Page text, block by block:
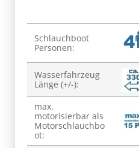
Produkteigenschaft
Wert
Schlauchboot
Personen:
Wasserfahrzeug
Länge (+/-):
max.
motorisierbar als
Motorschlauchbo
ot: